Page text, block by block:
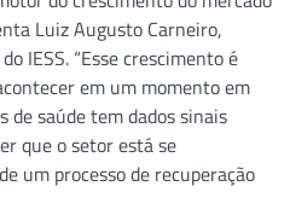
Luiz Augusto Carneiro,
IESS. “Esse crescimento é
em um momento em
de saúde tem dados sinais
que o setor está se
um processo de recuperação